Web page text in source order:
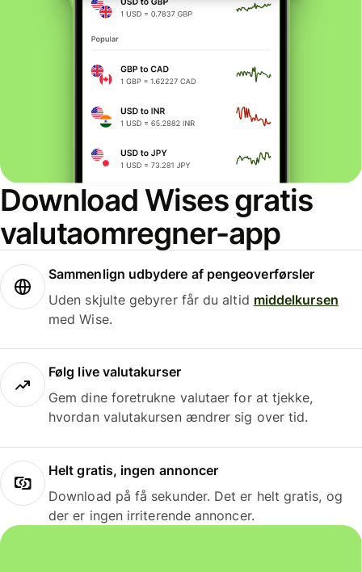
Download Wises gratis
valutaomregner-app
Sammenlign udbydere af pengeoverførsler
Uden skjulte gebyrer får du altid middelkursen
med Wise.
Følg live valutakurser
Gem dine foretrukne valutaer for at tjekke,
hvordan valutakursen ændrer sig over tid.
Helt gratis, ingen annoncer
Download på få sekunder. Det er helt gratis, og
der er ingen irriterende annoncer.